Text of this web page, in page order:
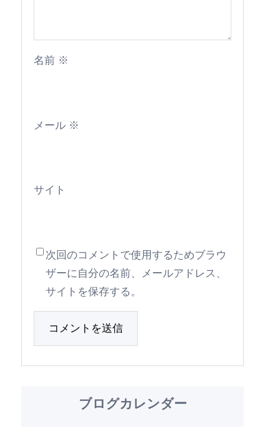
名前 ※
メール ※
サイト
次回のコメントで使用するためブラウ
ザーに自分の名前、メールアドレス、
サイトを保存する。
ブログカレンダー